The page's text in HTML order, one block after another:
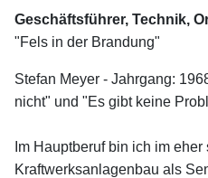
Geschäftsführer, Technik,
"Fels in der Brandung"
Stefan Meyer - Jahrgang:
nicht" und "Es gibt keine
Im Hauptberuf bin ich im
Kraftwerksanlagenbau als